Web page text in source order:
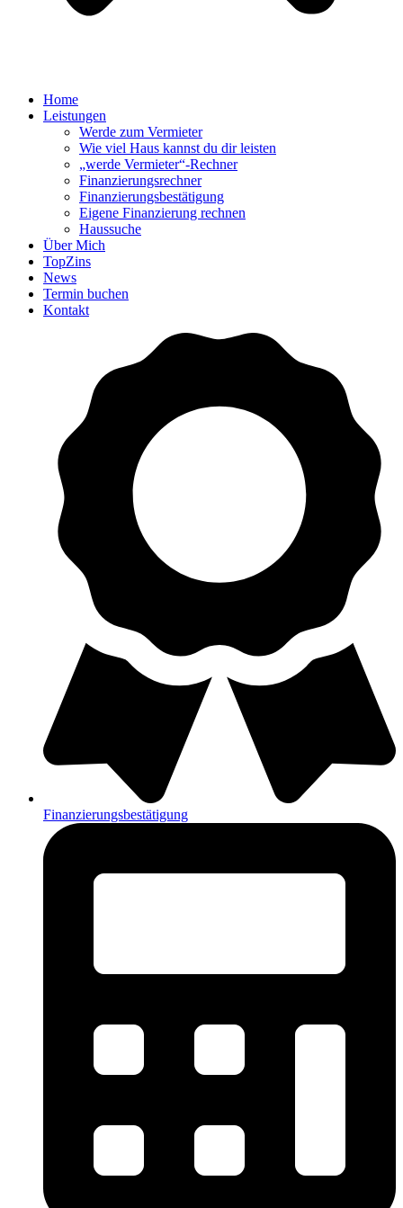
Home
Leistungen
Werde zum Vermieter
Wie viel Haus kannst du dir leisten
„werde Vermieter“-Rechner
Finanzierungsrechner
Finanzierungsbestätigung
Eigene Finanzierung rechnen
Haussuche
Über Mich
TopZins
News
Termin buchen
Kontakt
Finanzierungsbestätigung